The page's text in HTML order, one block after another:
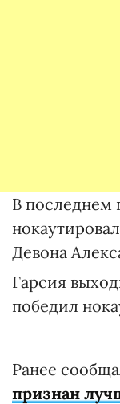
В последнем
Девона
Гарсия
победил
Ранее
признан